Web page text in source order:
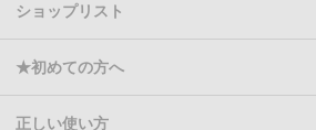
ショップリスト
★初めての方へ
正しい使い方